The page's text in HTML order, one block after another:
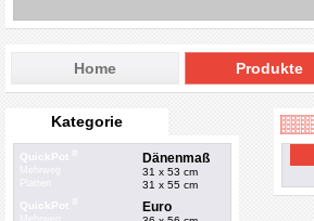
Home Produkte
Kategorie
QuickPot Dänenmaß
31 x 53 cm
31 x 55 cm
QuickPot
Euro